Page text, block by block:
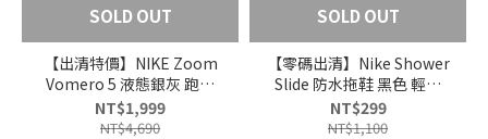
SOLD OUT
【出清特價】NIKE Zoom
Vomero 5 液態銀灰 跑鞋
HF7723-100 女鞋 23.5cm
NT$1,999
NT$4,690
SOLD OUT
【零碼出清】Nike Shower
Slide 防水拖鞋 黑色 輕量
男女款 CZ5478-001
NT$299
NT$1,100